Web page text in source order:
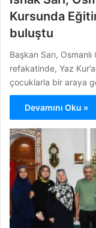
Kursunda
buluştu
Başkan Sarı,
refakatinde, Yaz
çocuklarla bir araya
Devamını Oku »